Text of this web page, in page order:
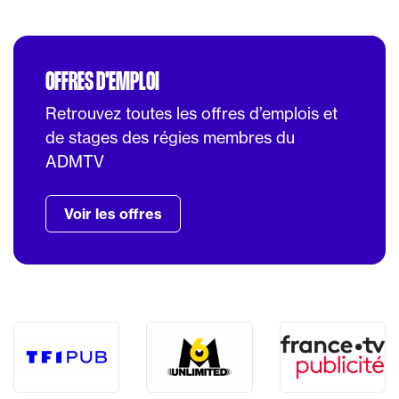
OFFRES D'EMPLOI
Retrouvez toutes les offres d’emplois et
de stages des régies membres du
ADMTV
Voir les offres